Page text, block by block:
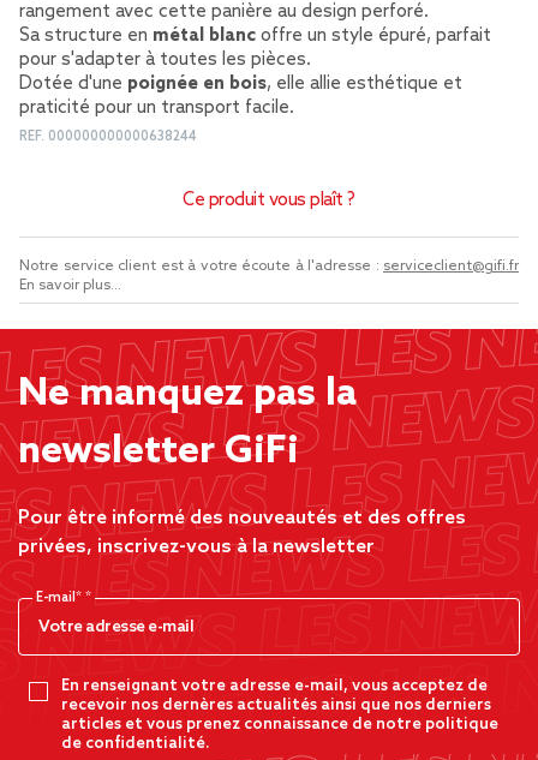
rangement avec cette panière au design perforé.
Sa structure en métal blanc offre un style épuré, parfait
pour s'adapter à toutes les pièces.
Dotée d'une poignée en bois, elle allie esthétique et
praticité pour un transport facile.
REF. 000000000000638244
Ce produit vous plaît ?
Notre service client est à votre écoute à l'adresse : serviceclient@gifi.fr
En savoir plus...
Ne manquez pas la
newsletter GiFi
Pour être informé des nouveautés et des offres
privées, inscrivez-vous à la newsletter
E-mail*
En renseignant votre adresse e-mail, vous acceptez de
recevoir nos dernères actualités ainsi que nos derniers
articles et vous prenez connaissance de notre politique
de confidentialité.